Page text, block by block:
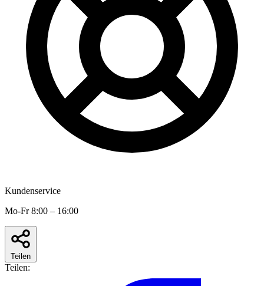
Kundenservice
Mo-Fr 8:00 – 16:00
Teilen
Teilen: